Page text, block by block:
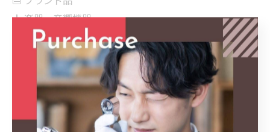
🎸 楽器・音響機器
🧸 ホビー・フィギュア
🪑 家具・インテリア
🏋️ フィットネス用品
📦 引っ越し・まとめ買取
────────────